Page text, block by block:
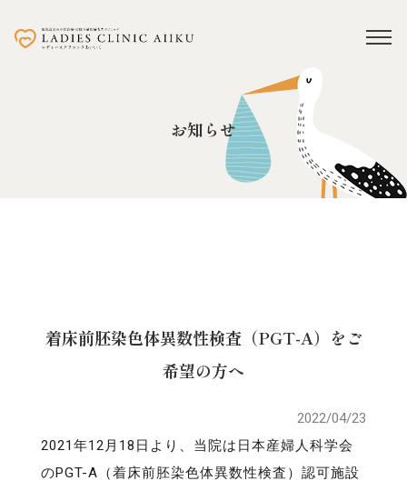
お知らせ
着床前胚染色体異数性検査（PGT-A）をご
希望の方へ
2022/04/23
2021年12月18日より、当院は日本産婦人科学会
のPGT-A（着床前胚染色体異数性検査）認可施設